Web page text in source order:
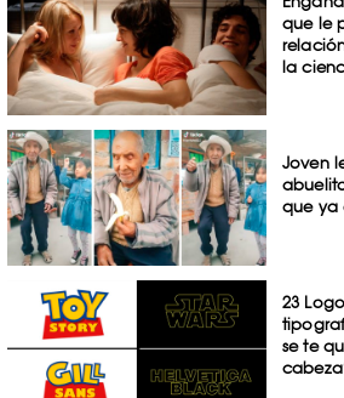
que le
la
Joven
que ya
23
se te